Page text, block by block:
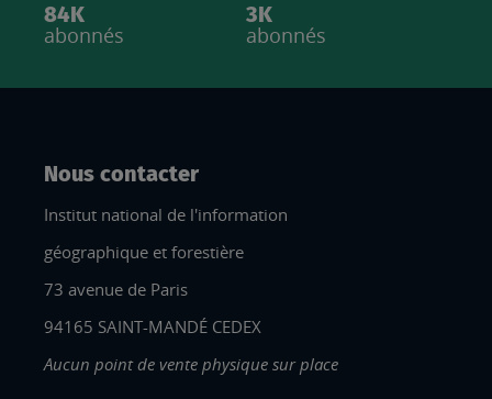
84K
abonnés
3K
abonnés
Nous contacter
Institut national de l'information
géographique et forestière
73 avenue de Paris
94165 SAINT-MANDÉ CEDEX
Aucun point de vente physique sur place